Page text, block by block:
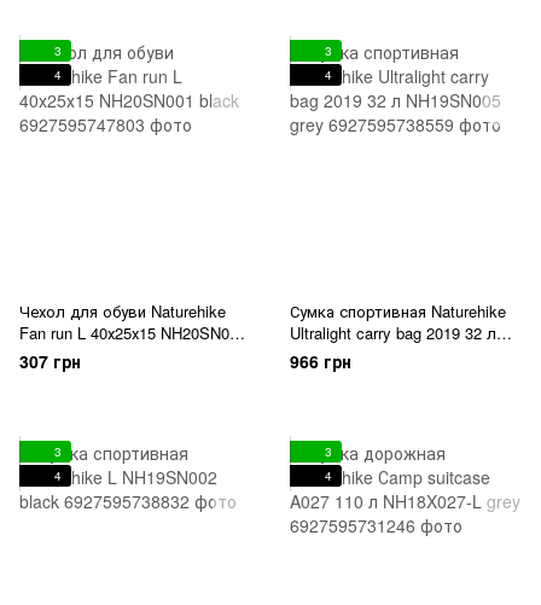
3
4
Чехол для обуви Naturehike
Fan run L 40х25х15 NH20SN001
black
307 грн
3
4
Сумка спортивная Naturehike
Ultralight carry bag 2019 32 л
NH19SN005 grey
966 грн
3
4
3
4